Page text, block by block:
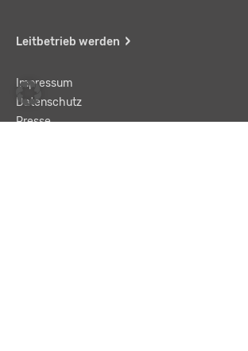
Leitbetrieb werden
Impressum
Datenschutz
Presse